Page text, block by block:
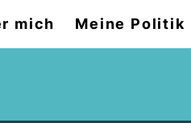
mich Meine Politik